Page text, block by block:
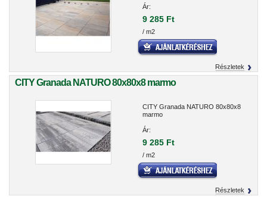
Ár:
9 285 Ft
/ m2
Részletek
CITY Granada NATURO 80x80x8 marmo
CITY Granada NATURO 80x80x8
marmo
Ár:
9 285 Ft
/ m2
Részletek